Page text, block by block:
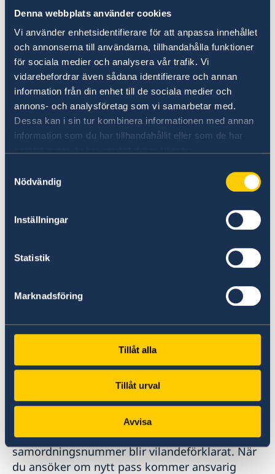
Denna webbplats använder cookies
Vi använder enhetsidentifierare för att anpassa innehållet
och annonserna till användarna, tillhandahålla funktioner
för sociala medier och analysera vår trafik. Vi
vidarebefordrar även sådana identifierare och annan
information från din enhet till de sociala medier och
annons- och analysföretag som vi samarbetar med.
Dessa kan i sin tur kombinera informationen med annan
information som du har tillhandahållit eller som de har
Nödvändig
Inställningar
Statistik
Marknadsföring
Tillåt alla
Tillåt urval
Avvisa
barnet.
Ansökan är kostnadsfri.
Notera att om barnet är fött utanför
Singapore behöver dokumentationen vara
legaliserad av respektive lands myndighet
samt kan annan dokumentation/regler
tillämpas, se vad som gäller på respektive
ambassads hemsida (swedenabroad.com).
Har du ett samordningsnummer
sedan tidigare gäller nya regler
från 18 juni 2021
Ett samordningsnummer har efter den 18 juni
Aktivt
Ett samordningsnummer blir vilandeförklarat
vid utgången av det femte kalenderåret om
inte någon anmälan eller ansökan om förnyelse
inkommit till Skatteverket.
Om du har ett giltigt pass så gäller det till sista
giltighetsdag även om ett
samordningsnummer blir vilandeförklarat. När
du ansöker om nytt pass kommer ansvarig